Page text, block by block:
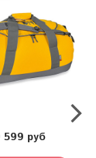
599 руб